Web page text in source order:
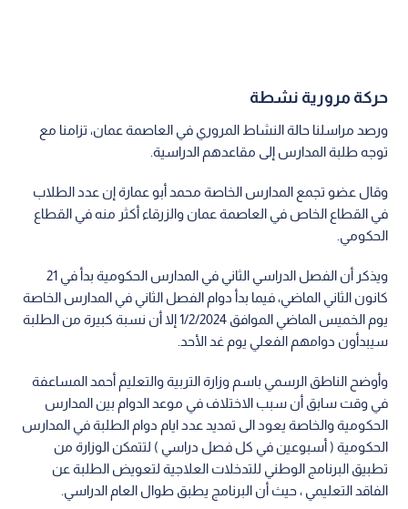
حركة مرورية نشطة
ورصد مراسلنا حالة النشاط المروري في العاصمة عمان، تزامنا مع
توجه طلبة المدارس إلى مقاعدهم الدراسية.
وقال عضو تجمع المدارس الخاصة محمد أبو عمارة إن عدد الطلاب
في القطاع الخاص في العاصمة عمان والزرقاء أكثر منه في القطاع
الحكومي.
ويذكر أن الفصل الدراسي الثاني في المدارس الحكومية بدأ في 21
كانون الثاني الماضي، فيما بدأ دوام الفصل الثاني في المدارس الخاصة
يوم الخميس الماضي الموافق 1/2/2024 إلا أن نسبة كبيرة من الطلبة
سيبدأون دوامهم الفعلي يوم غد الأحد.
وأوضح الناطق الرسمي باسم وزارة التربية والتعليم أحمد المساعفة
في وقت سابق أن سبب الاختلاف في موعد الدوام بين المدارس
الحكومية والخاصة يعود الى تمديد عدد ايام دوام الطلبة في المدارس
الحكومية ( أسبوعين في كل فصل دراسي ) لتتمكن الوزارة من
تطبيق البرنامج الوطني للتدخلات العلاجية لتعويض الطلبة عن
الفاقد التعليمي ، حيث أن البرنامج يطبق طوال العام الدراسي.